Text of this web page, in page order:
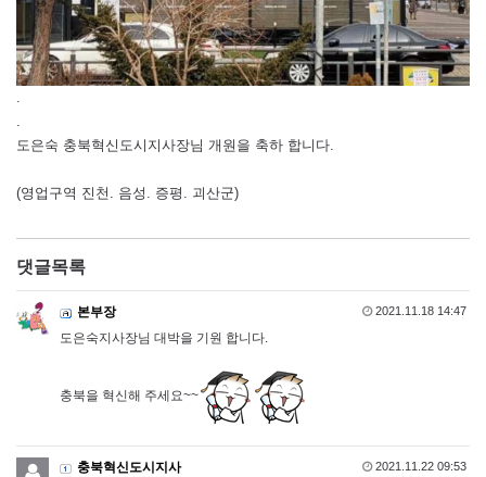
.
.
도은숙 충북혁신도시지사장님 개원을 축하 합니다.
(영업구역 진천. 음성. 증평. 괴산군)
댓글목록
본부장 2021.11.18 14:47
도은숙지사장님 대박을 기원 합니다.
충북을 혁신해 주세요~~
충북혁신도시지사 2021.11.22 09:53